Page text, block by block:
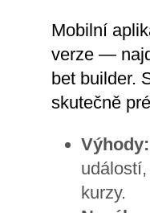
Mobilní
verze —
bet builder.
skutečně
Výhody:
kurzy.